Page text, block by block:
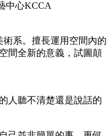
中心KCCA
術系。擅長運用空間內的
間全新的意義，試圖顛
人聽不清楚還是說話的